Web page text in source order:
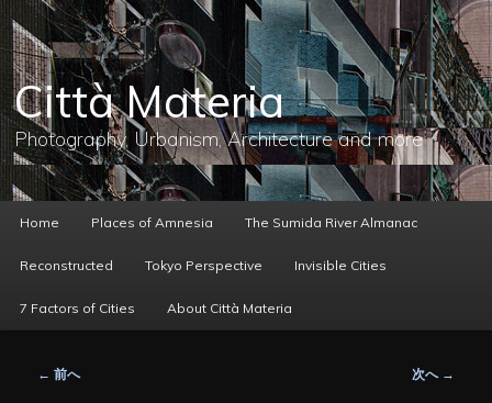
メ
イ
ン
コ
ン
テ
ン
へ
移
動
Città Materia
Photography, Urbanism, Architecture and more
ー
Home Places of Amnesia The Sumida River Almanac
Reconstructed Tokyo Perspective Invisible Cities
7 Factors of Cities About Città Materia
← 前へ 次へ →